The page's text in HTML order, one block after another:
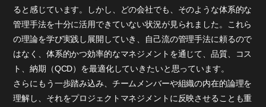
ると感じています。しかし、どの会社でも、そのような体系的な
管理手法を十分に活用できていない状況が見られました。これら
の理論を学び実践し展開していき、自己流の管理手法に頼るので
はなく、体系的かつ効率的なマネジメントを通じて、品質、コス
ト、納期（QCD）を最適化していきたいと思っています。
さらにもう一歩踏み込み、チームメンバーや組織の内在的論理を
理解し、それをプロジェクトマネジメントに反映させることも重